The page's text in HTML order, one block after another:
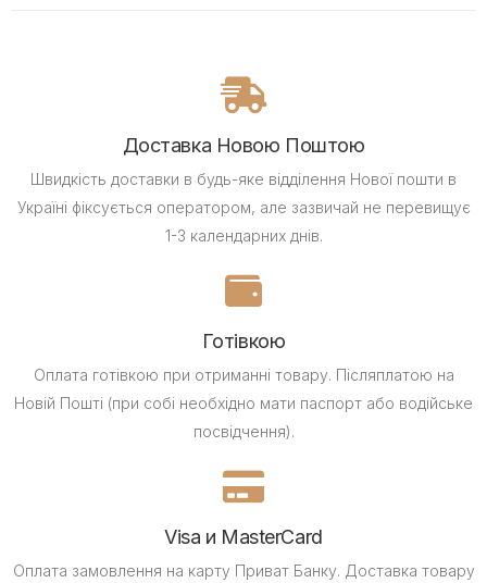
Доставка Новою Поштою
Швидкість доставки в будь-яке відділення Нової пошти в
Україні фіксується оператором, але зазвичай не перевищує
1-3 календарних днів.
Готівкою
Оплата готівкою при отриманні товару. Післяплатою на
Новій Пошті (при собі необхідно мати паспорт або водійське
посвідчення).
Visa и MasterCard
Оплата замовлення на карту Приват Банку. Доставка товару